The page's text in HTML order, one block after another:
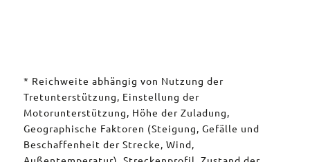
* Reichweite abhängig von Nutzung der
Tretunterstützung, Einstellung der
Motorunterstützung, Höhe der Zuladung,
Geographische Faktoren (Steigung, Gefälle und
Beschaffenheit der Strecke, Wind,